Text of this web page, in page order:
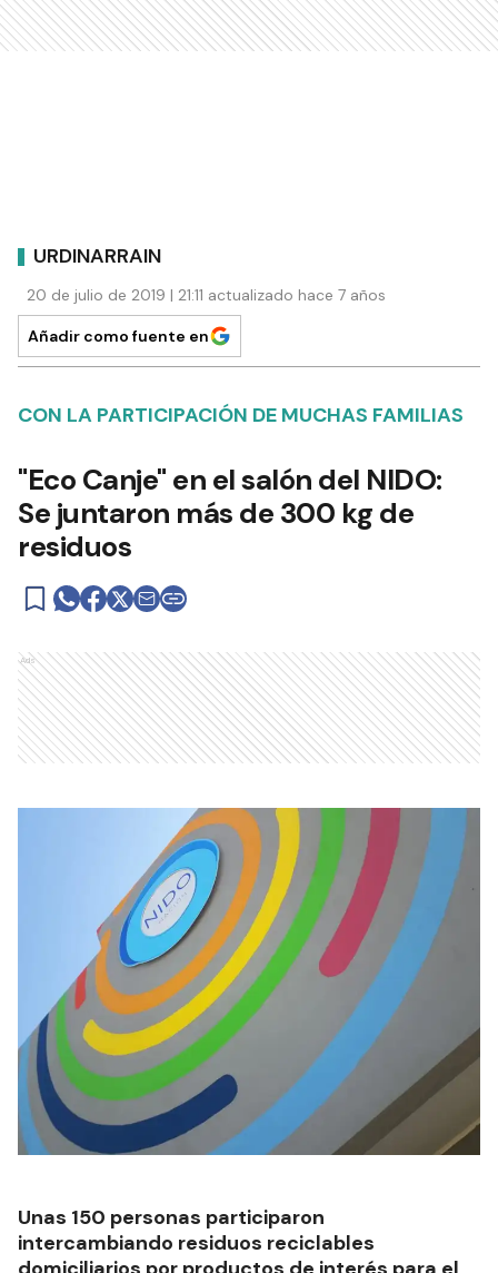
Se realizó una importante
obra de reparaciones en un
Urdinarrain incorporaron una
URDINARRAIN
URDINARRAIN
20 de julio de 2019 | 21:11 actualizado hace 7 años
Añadir como fuente en
CON LA PARTICIPACIÓN DE MUCHAS FAMILIAS